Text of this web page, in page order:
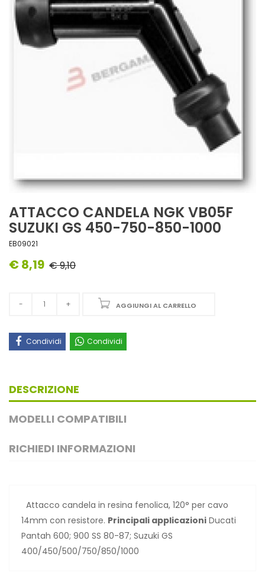
ATTACCO CANDELA NGK VB05F
SUZUKI GS 450-750-850-1000
EB09021
€ 8,19 € 9,10
AGGIUNGI AL CARRELLO
Condividi Condividi
DESCRIZIONE
MODELLI COMPATIBILI
RICHIEDI INFORMAZIONI
Attacco candela in resina fenolica, 120° per cavo
14mm con resistore. Principali applicazioni Ducati
Pantah 600; 900 SS 80-87; Suzuki GS
400/450/500/750/850/1000